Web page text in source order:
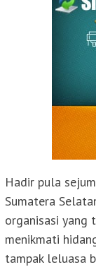
Hadir pula
Sumatera
organisasi yang
menikmati
tampak leluasa